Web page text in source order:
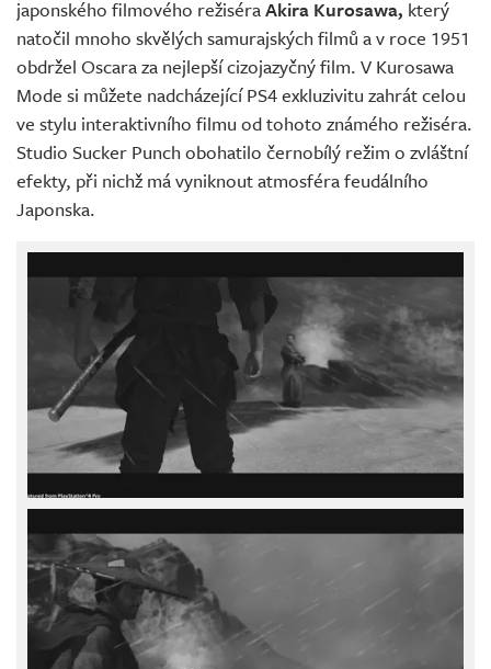
japonského filmového režiséraAkira Kurosawa, který
natočil mnoho skvělých samurajských filmů a v roce 1951
obdržel Oscara za nejlepší cizojazyčný film. V Kurosawa
Mode si můžete nadcházející PS4 exkluzivitu zahrát celou
ve stylu interaktivního filmu od tohoto známého režiséra.
Studio Sucker Punch obohatilo černobílý režim o zvláštní
efekty, při nichž má vyniknout atmosféra feudálního
Japonska.